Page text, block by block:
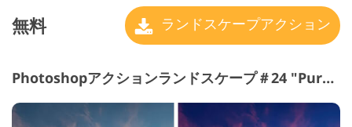
無料 ランドスケープアクション
Photoshopアクションランドスケープ＃24 "Purple Tone"